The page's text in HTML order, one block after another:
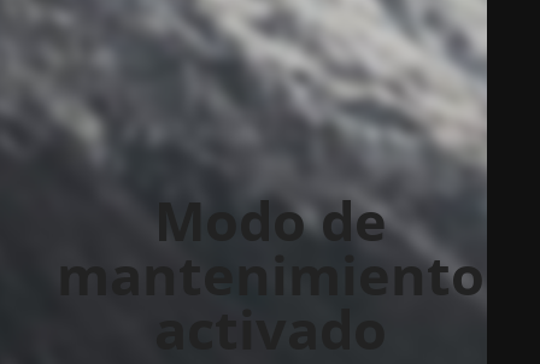
Modo de
mantenimiento